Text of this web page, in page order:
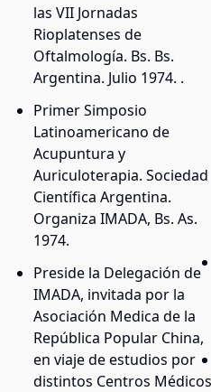
las VII Jornadas
Rioplatenses de
Oftalmología. Bs. Bs.
Argentina. Julio 1974. .
Primer Simposio
Latinoamericano de
Acupuntura y
Auriculoterapia. Sociedad
Científica Argentina.
Organiza IMADA, Bs. As.
1974.
Preside la Delegación de
IMADA, invitada por la
Asociación Medica de la
República Popular China,
en viaje de estudios por
distintos Centros Médicos